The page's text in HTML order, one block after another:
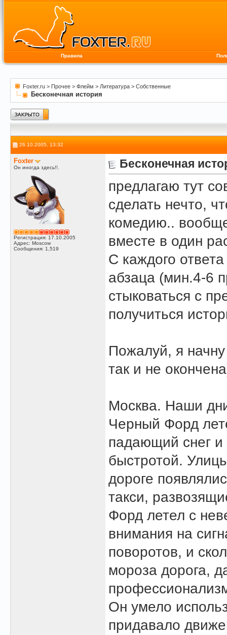
Правила
Foxter.ru > Прочее > Флейм > Литература > Собственные
Бесконечная история
26.10.2005, 13:32
Foxter
Он иногда здесь!!.
Регистрация: 17.10.2005
Адрес: Moscow
Сообщения: 1,519
Бесконечная
предлагаю тут
сделать нечто,
комедию..
вместе в один
С каждого
абзаца (мин.4-6
стыковаться с
получиться
Пожалуй, я
так и не
Москва. Наши
Черный Форд
падающий снег и
быстротой.
дороге
такси,
Форд летел с
внимания на
поворотов, и
мороза дорога,
Он умело
придавало